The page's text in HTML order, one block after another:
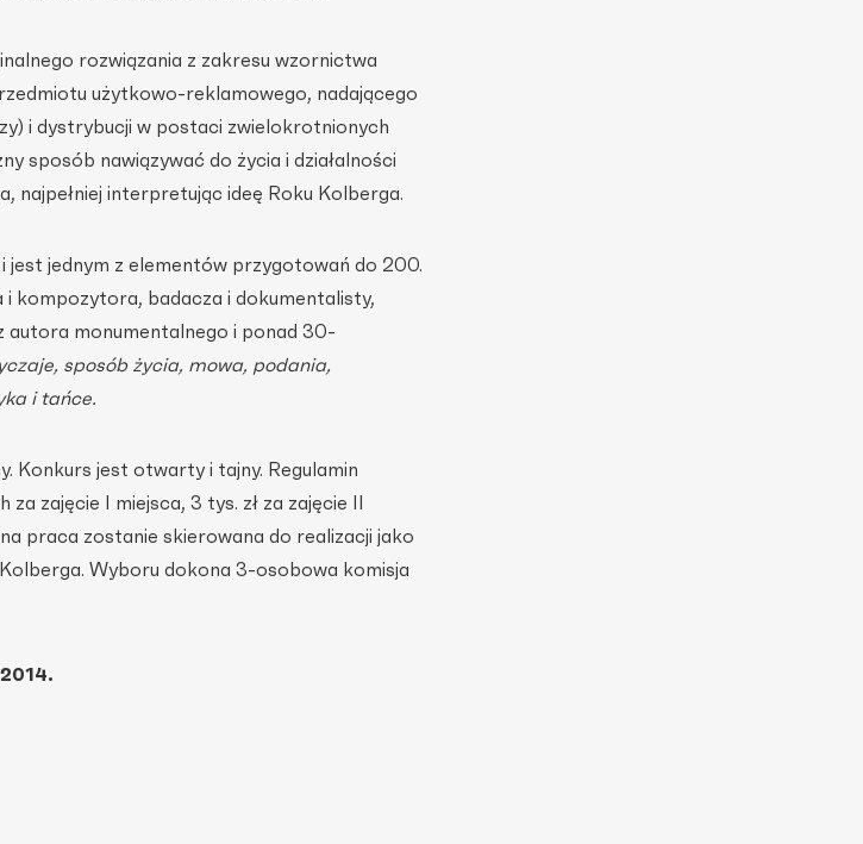
rozwiązania z zakresu wzornictwa
użytkowo-reklamowego, nadającego
i dystrybucji w postaci zwielokrotnionych
sposób nawiązywać do życia i działalności
najpełniej interpretując ideę Roku Kolberga.
jest jednym z elementów przygotowań do 200.
kompozytora, badacza i dokumentalisty,
autora monumentalnego i ponad 30-
sposób życia, mowa, podania,
i tańce.
Konkurs jest otwarty i tajny. Regulamin
zajęcie I miejsca, 3 tys. zł za zajęcie II
praca zostanie skierowana do realizacji jako
Wyboru dokona 3-osobowa komisja